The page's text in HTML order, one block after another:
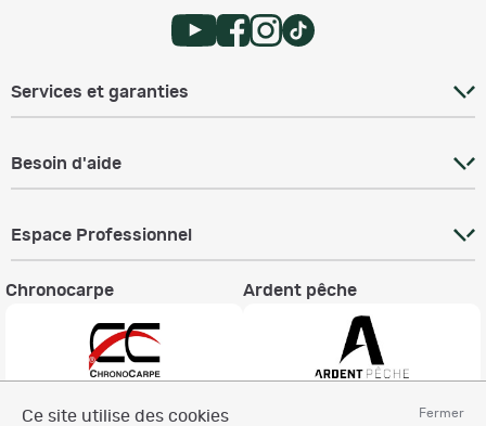
Fermer
Ce site utilise des cookies
Services et garanties
Besoin d'aide
Espace Professionnel
Chronocarpe Ardent pêche